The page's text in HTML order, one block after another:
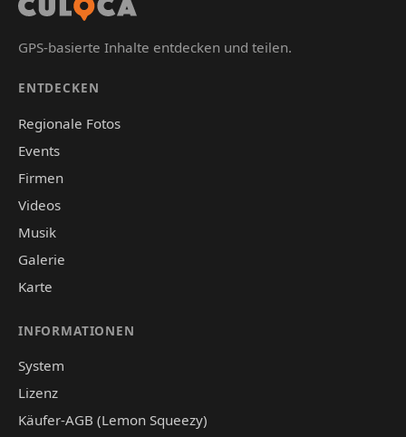
GPS-basierte Inhalte entdecken und teilen.
ENTDECKEN
Regionale Fotos
Events
Firmen
Videos
Musik
Galerie
Karte
INFORMATIONEN
System
Lizenz
Käufer-AGB (Lemon Squeezy)